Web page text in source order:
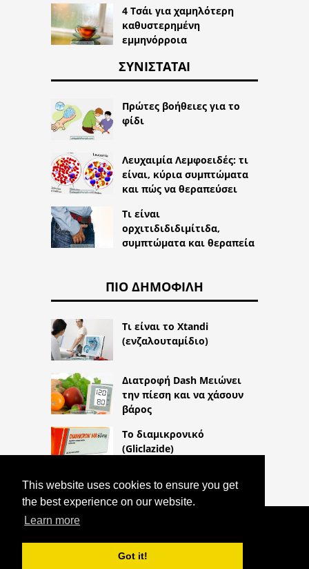
This website uses cookies to ensure you get
the best experience on our website.
Learn more
Got it!
4 Τσάι για χαμηλότερη
καθυστερημένη
εμμηνόρροια
ΣΥΝΙΣΤΆΤΑΙ
Πρώτες βοήθειες για το
φίδι
Λευχαιμία Λεμφοειδές: τι
είναι, κύρια συμπτώματα
και πώς να θεραπεύσει
Τι είναι
ορχιτιδιδιδιμίτιδα,
συμπτώματα και θεραπεία
ΠΙΟ ΔΗΜΟΦΙΛΉ
Τι είναι το Xtandi
(ενζαλουταμίδιο)
Διατροφή Dash Μειώνει
την πίεση και να χάσουν
βάρος
Το διαμικρονικό
(Gliclazide)
HTTPS://THELIGHTLIFEBLOG.COMΤΙ
ΕΊΝΑΙ Η ΤΎΦΛΩΣΗ ΚΑΙ ΠΏΣ ΝΑ